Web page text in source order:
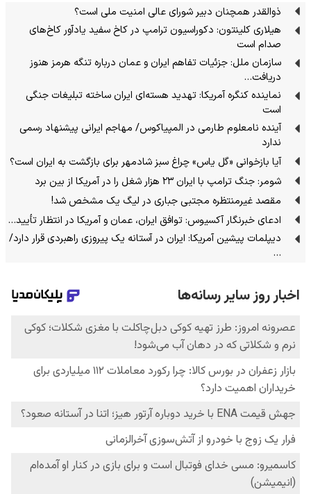
ذوالقدر همچنان دبیر شورای ‌عالی امنیت ملی است؟
هیلاری کلینتون: دکوراسیون ترامپ در کاخ سفید یادآور کاخ‌های
صدام است
سازمان ملل: جزئیات تفاهم ایران و عمان درباره تنگه هرمز هنوز
دریافت…
نماینده کنگره آمریکا: تهدید هسته‌ای ایران ساخته تبلیغات جنگی
است
آینده نامعلوم طارمی در المپیاکوس/ مهاجم ایرانی پیشنهاد رسمی
ندارد
آیا بازخوانی «گل یاس» چراغ سبز شادمهر برای بازگشت به ایران است؟
شومر: جنگ ترامپ با ایران ۲۳ هزار شغل را در آمریکا از بین برد
مقصد غیرمنتظره مجتبی جباری در لیگ یک مشخص شد!
ادعای خبرنگار آکسیوس: توافق ایران، عمان و آمریکا در انتظار تأیید…
دیپلمات پیشین آمریکا: ایران در آستانه یک پیروزی راهبردی قرار دارد/
…